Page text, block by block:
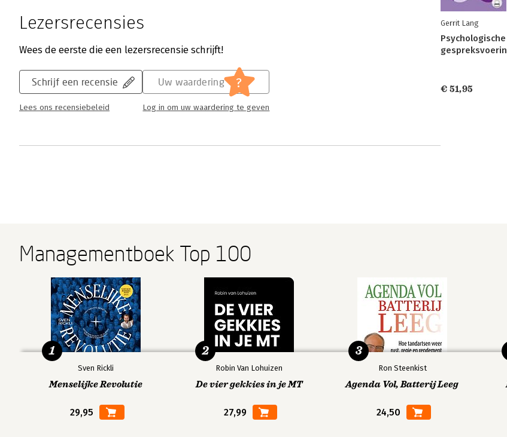
Lezersrecensies
Wees de eerste die een lezersrecensie schrijft!
Schrijf een recensie
Lees ons recensiebeleid
Uw waardering ?
Log in om uw waardering te geven
Gerrit Lang
Psychologische
€ 51,95
Managementboek Top 100
Sven Rickli
Menselijke Revolutie
29,95
1
Robin Van Lohuizen
De vier gekkies in je MT
27,99
2
Ron Steenkist
Agenda Vol, Batterij Leeg
24,50
3